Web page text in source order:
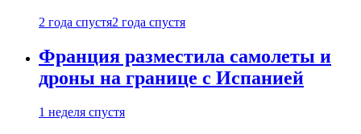
2 года спустя2 года спустя
Франция разместила самолеты и
дроны на границе с Испанией
1 неделя спустя